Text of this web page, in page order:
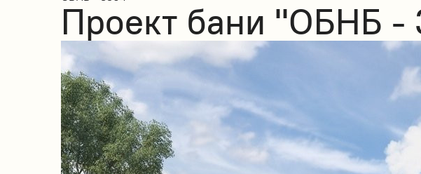
Проект бани "ОБНБ -